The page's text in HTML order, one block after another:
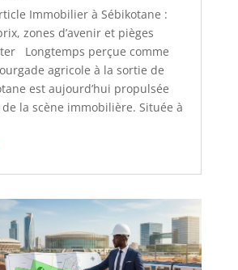
Immobilier à Sébikotane :
zones d’avenir et pièges
Longtemps perçue comme
agricole à la sortie de
est aujourd’hui propulsée
la scène immobilière. Située à